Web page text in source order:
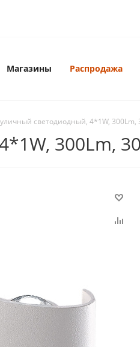
Магазины Распродажа
светодиодный, 4*1W, 300Lm,
300Lm,